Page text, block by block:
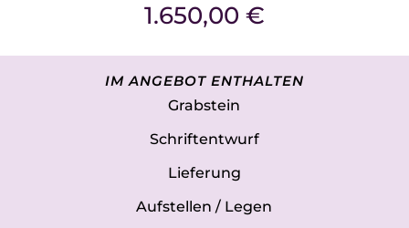
1.650,00 €
IM ANGEBOT ENTHALTEN
Grabstein
Schriftentwurf
Lieferung
Aufstellen / Legen